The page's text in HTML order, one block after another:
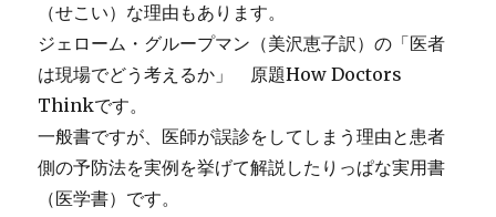
（せこい）な理由もあります。
ジェローム・グループマン（美沢恵子訳）の「医者
は現場でどう考えるか」 原題How Doctors
Thinkです。
一般書ですが、医師が誤診をしてしまう理由と患者
側の予防法を実例を挙げて解説したりっぱな実用書
（医学書）です。